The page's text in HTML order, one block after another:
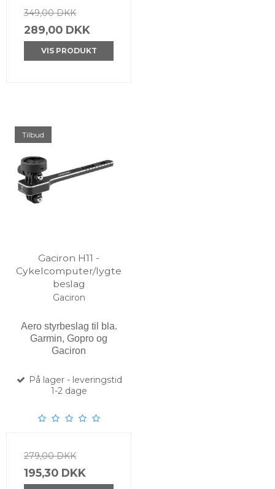
349,00 DKK
289,00 DKK
VIS PRODUKT
Tilbud
Gaciron H11 -
Cykelcomputer/lygte
beslag
Gaciron
Aero styrbeslag til bla.
Garmin, Gopro og
Gaciron
På lager - leveringstid
1-2 dage
279,00 DKK
195,30 DKK